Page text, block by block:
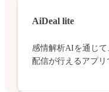
AiDeal lite
感情解析AIを通じ
配信が行えるアプリ